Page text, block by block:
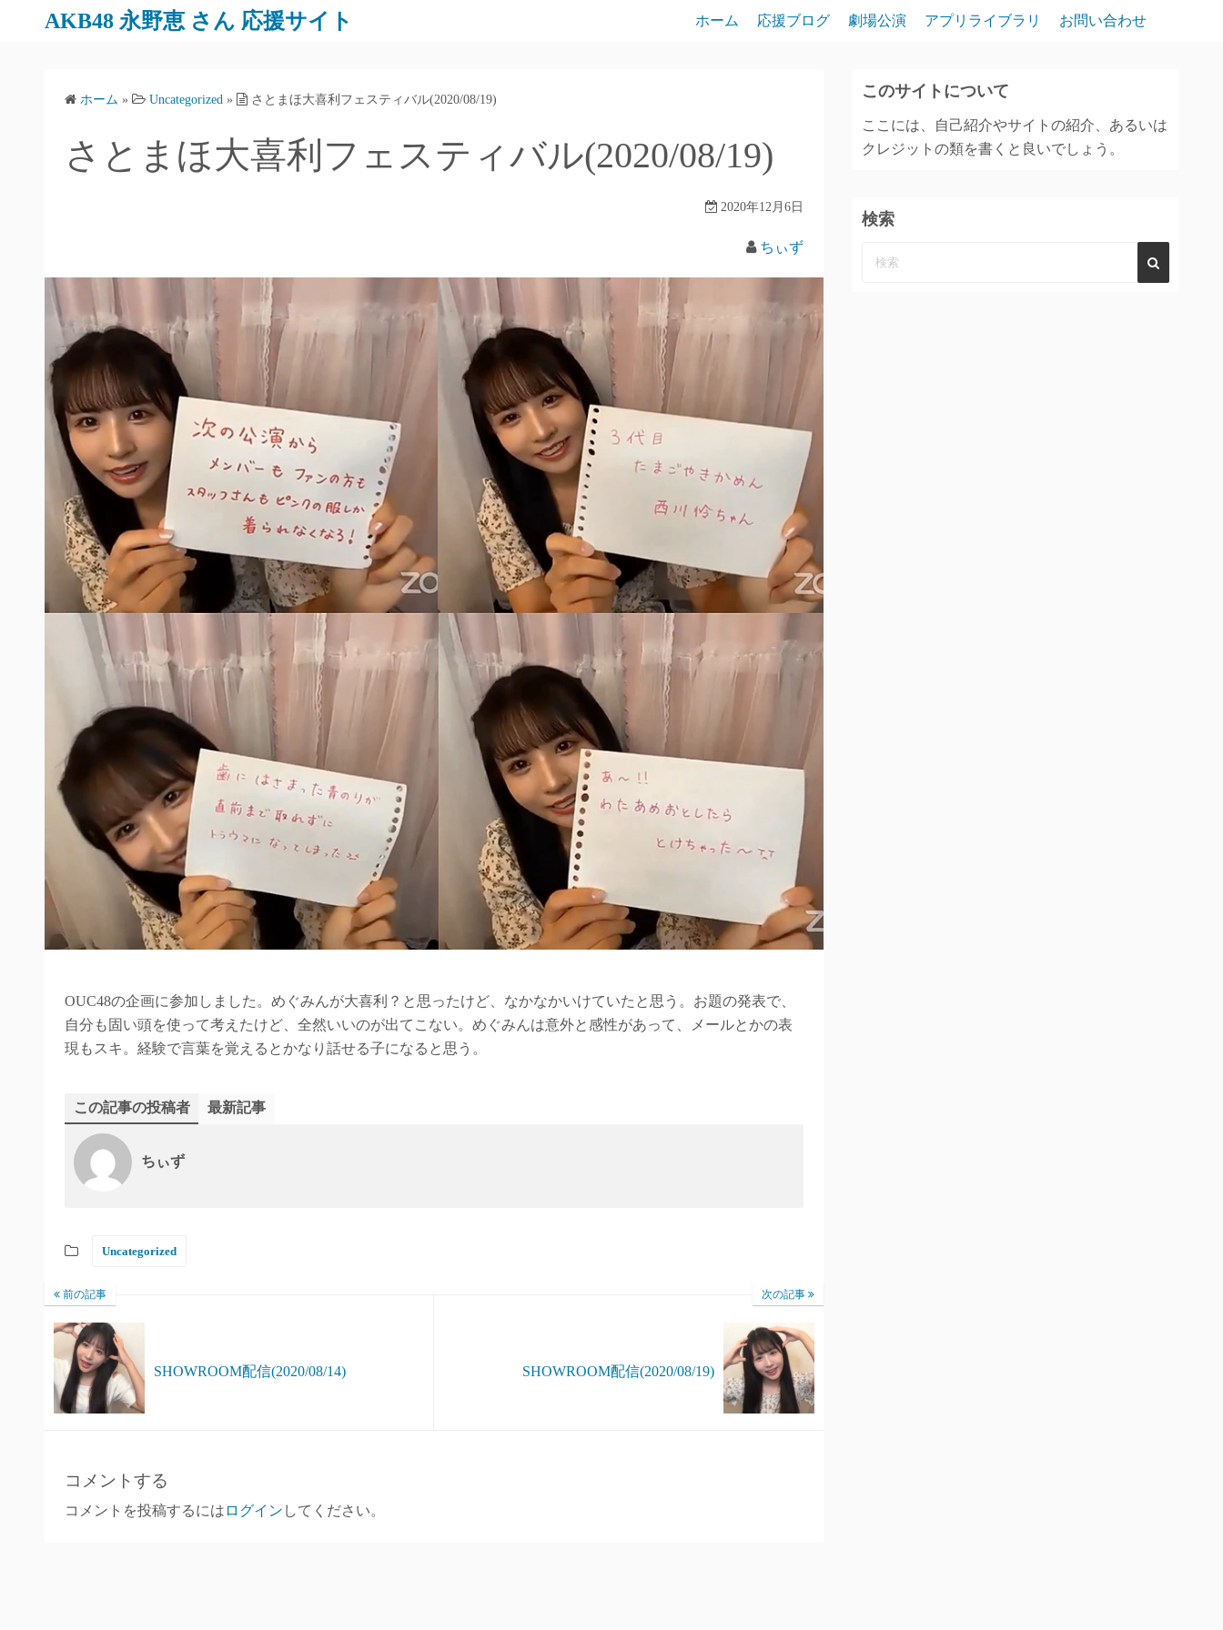
AKB48 永野恵 さん 応援サイト ホーム 応援ブログ 劇場公演 アプリライブラリ お問い合わせ
ホーム » Uncategorized » さとまほ大喜利フェスティバル(2020/08/19)
さとまほ大喜利フェスティバル(2020/08/19)
2020年12月6日
ちぃず
OUC48の企画に参加しました。めぐみんが大喜利？と思ったけど、なかなかいけていたと思う。お題の発表で、
自分も固い頭を使って考えたけど、全然いいのが出てこない。めぐみんは意外と感性があって、メールとかの表
現もスキ。経験で言葉を覚えるとかなり話せる子になると思う。
この記事の投稿者 最新記事
ちぃず
Uncategorized
前の記事
SHOWROOM配信(2020/08/14)
次の記事
SHOWROOM配信(2020/08/19)
コメントする
コメントを投稿するには ログイン してください。
このサイトについて
ここには、自己紹介やサイトの紹介、あるいは
クレジットの類を書くと良いでしょう。
検索